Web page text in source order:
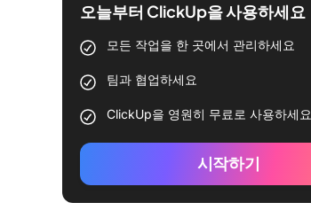
오늘부터 ClickUp을 사용하세요
모든 작업을 한 곳에서 관리하세요
팀과 협업하세요
ClickUp을 영원히 무료로 사용하세요
시작하기